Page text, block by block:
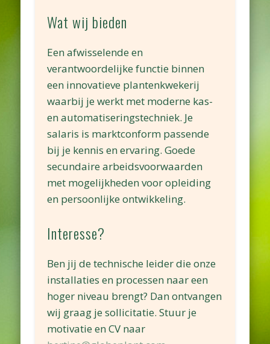
Wat wij bieden
Een afwisselende en
verantwoordelijke functie binnen
een innovatieve plantenkwekerij
waarbij je werkt met moderne kas-
en automatiseringstechniek. Je
salaris is marktconform passende
bij je kennis en ervaring. Goede
secundaire arbeidsvoorwaarden
met mogelijkheden voor opleiding
en persoonlijke ontwikkeling.
Interesse?
Ben jij de technische leider die onze
installaties en processen naar een
hoger niveau brengt? Dan ontvangen
wij graag je sollicitatie. Stuur je
motivatie en CV naar